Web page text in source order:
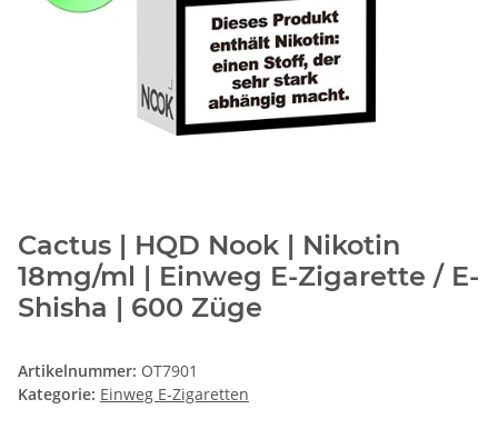
Cactus | HQD Nook | Nikotin
18mg/ml | Einweg E-Zigarette / E-
Shisha | 600 Züge
Artikelnummer: OT7901
Kategorie: Einweg E-Zigaretten